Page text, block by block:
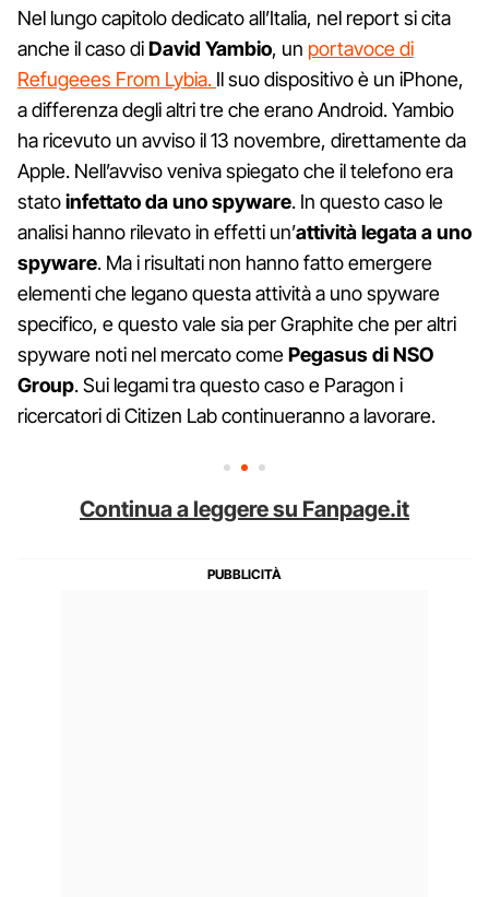
Nel lungo capitolo dedicato all’Italia, nel report si cita
anche il caso diDavid Yambio, un portavoce di
Refugeees From Lybia. Il suo dispositivo è un iPhone,
a differenza degli altri tre che erano Android. Yambio
ha ricevuto un avviso il 13 novembre, direttamente da
Apple. Nell’avviso veniva spiegato che il telefono era
statoinfettato da uno spyware. In questo caso le
analisi hanno rilevato in effetti un’attività legata a uno
spyware. Ma i risultati non hanno fatto emergere
elementi che legano questa attività a uno spyware
specifico, e questo vale sia per Graphite che per altri
spyware noti nel mercato comePegasus di NSO
Group. Sui legami tra questo caso e Paragon i
ricercatori di Citizen Lab continueranno a lavorare.
Continua a leggere su Fanpage.it